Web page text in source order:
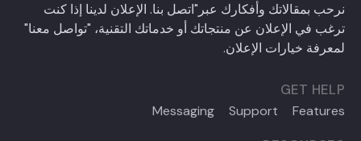
نرحب بمقالاتك وأفكارك عبر "اتصل بنا. الإعلان لدينا إذا كنت
ترغب في الإعلان عن منتجاتك أو خدماتك التقنية، "تواصل معنا"
لمعرفة خيارات الإعلان.
GET HELP
Features
Support
Messaging